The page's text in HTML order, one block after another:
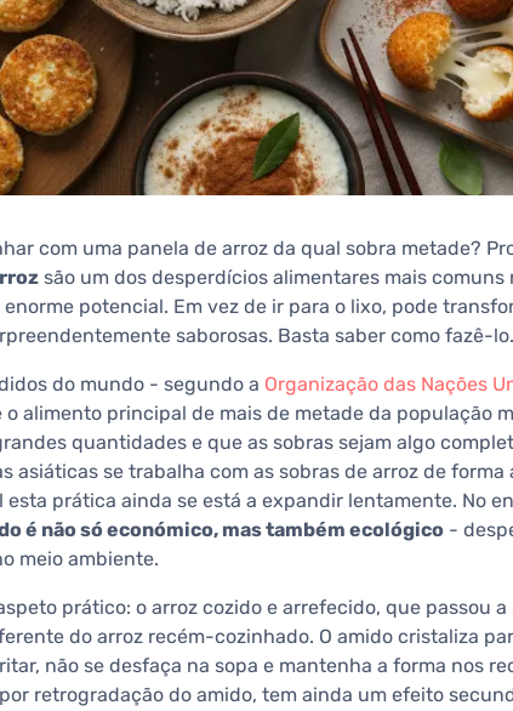
com uma panela de arroz da qual sobra metade?
são um dos desperdícios alimentares mais comuns
potencial. Em vez de ir para o lixo, pode
saborosas. Basta saber como fazê-lo.
do mundo - segundo a Organização das Nações
o alimento principal de mais de metade da população
quantidades e que as sobras sejam algo
asiáticas se trabalha com as sobras de arroz de
prática ainda se está a expandir lentamente. No
é não só económico, mas também ecológico -
meio ambiente.
prático: o arroz cozido e arrefecido, que passou
do arroz recém-cozinhado. O amido cristaliza
não se desfaça na sopa e mantenha a forma nos
retrogradação do amido, tem ainda um efeito